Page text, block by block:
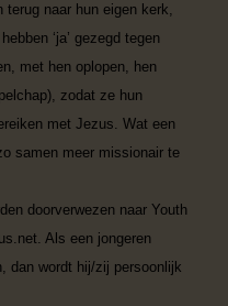
terug naar hun eigen kerk,
‘ja’ gezegd tegen
met hen oplopen, hen
zodat ze hun
met Jezus. Wat een
samen meer missionair te
doorverwezen naar Youth
Als een jongeren
dan wordt hij/zij persoonlijk